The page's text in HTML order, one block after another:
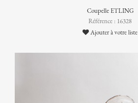
Coupelle ETLING
Référence : 16328
Ajouter à votre liste